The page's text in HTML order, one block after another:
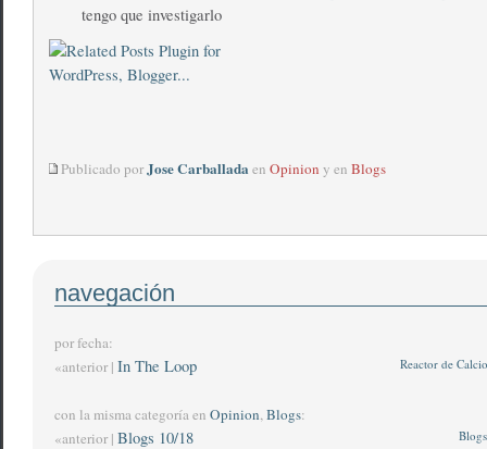
tengo que investigarlo
Publicado porJose Carballadaen Opinion y en Blogs
navegación
por fecha:
Reactor de
«anterior | In The Loop
con la misma categoría en Opinion,Blogs:
«anterior | Blogs 10/18